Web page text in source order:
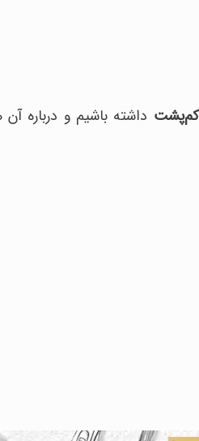
کم‌پشت داشته باشیم و درباره